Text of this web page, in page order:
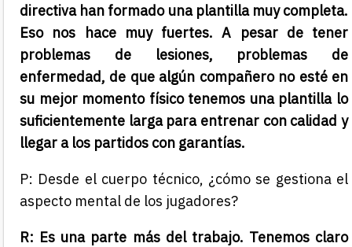
directiva han formado una plantilla muy completa.
Eso nos hace muy fuertes. A pesar de tener
problemas de lesiones, problemas de
enfermedad, de que algún compañero no esté en
su mejor momento físico tenemos una plantilla lo
suficientemente larga para entrenar con calidad y
llegar a los partidos con garantías.
P: Desde el cuerpo técnico, ¿cómo se gestiona el
aspecto mental de los jugadores?
R: Es una parte más del trabajo. Tenemos claro